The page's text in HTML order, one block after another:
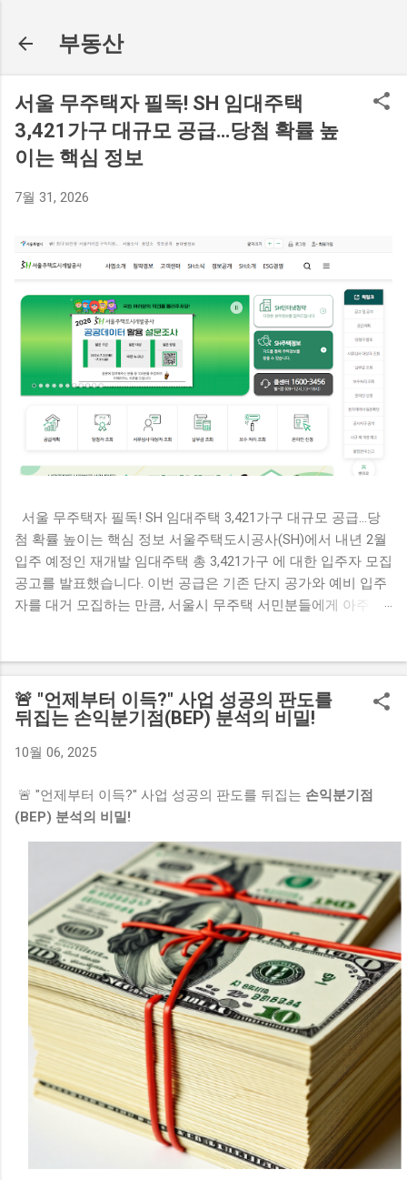
부동산
서울 무주택자 필독! SH 임대주택
3,421가구 대규모 공급…당첨 확률 높
이는 핵심 정보
7월 31, 2026
서울 무주택자 필독! SH 임대주택 3,421가구 대규모 공급…당
첨 확률 높이는 핵심 정보 서울주택도시공사(SH)에서 내년 2월
입주 예정인 재개발 임대주택 총 3,421가구 에 대한 입주자 모집
공고를 발표했습니다. 이번 공급은 기존 단지 공가와 예비 입주
자를 대거 모집하는 만큼, 서울시 무주택 서민분들에게 아주 좋
1,528가구 예비 입주자: 1,893가구 공급 방식 : 재개발 철거 세입
자에게 우선 공급 후, 남은 잔여 공가를 일반에 공급 주택 규모 :
정 2. 일반공급 신청 자격 요건 모집 공고일 현재 서울특별시에
을 모두 충족해야 합니다. 구분 세부 자격 요건 소득 기준 가구
당 도시근로자 월평균 소득 70% 이하 • 1순위: 50% 이하 • 2순위:
70% 이하 총자산 기준 세대 합산 총자산 3억 4,500만 원 이하 자
동차 가액 세대 보유 자동차 가액 4,542만 원 이하 3. 꼭 알아두
어야 할 주요 변경 사항 이번 모집부터 입주자 선정 기준과 서류
제출 절차가 대폭 합리화되었습니다. 가점 항목 단순화 (선정 기
준 개편) 기존 가점 항목 중 '신청자 나이' 및 '세대원 수' 삭제 '청
약저축 납입 횟수'와 '서울시 거주 기간' 2가지 항목만 반영 온라
인 서류 제출 도입 서류 심사 대상자는 편리하게 온라인으로 제
출 가능 인터넷 사용이 어려운 분들은 종전처럼 등기우편 제출
가능 4. 청약 신청 및 발표 일정 선순위 신청자 수가 공급 가구
수의 200%를 초과할 경우 후순위 접수는 진행되지 않으니 , 가
능하면 선순위 기간 내에 반드시 신청하시기 바랍니다. 선순위
접수...
🚨 "언제부터 이득?" 사업 성공의 판도를
뒤집는 손익분기점(BEP) 분석의 비밀!
10월 06, 2025
🚨 "언제부터 이득?" 사업 성공의 판도를 뒤집는 손익분기점
(BEP) 분석의 비밀!